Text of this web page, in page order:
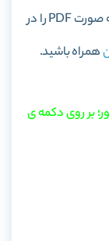
دانلود رایگان فارسی ششم سری سیر تا پیاز به صورت PDF را در
همراه باشید.
بر روی دکمه ی